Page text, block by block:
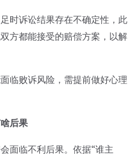
时诉讼结果存在不确定性，此
方都能接受的赔偿方案，以解
临败诉风险，需提前做好心理
后果
面临不利后果。依据“谁主